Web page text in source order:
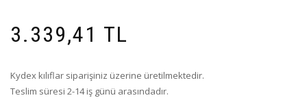
3.339,41 TL
Kydex kılıflar siparişiniz üzerine üretilmektedir.
Teslim süresi 2-14 iş günü arasındadır.